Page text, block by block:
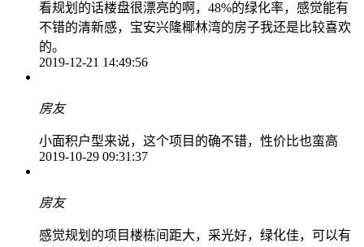
看规划的话楼盘很漂亮的啊，48%的绿化率，感觉能有
不错的清新感，宝安兴隆椰林湾的房子我还是比较喜欢
的。
2019-12-21 14:49:56
房友
小面积户型来说，这个项目的确不错，性价比也蛮高
2019-10-29 09:31:37
房友
感觉规划的项目楼栋间距大，采光好，绿化佳，可以有